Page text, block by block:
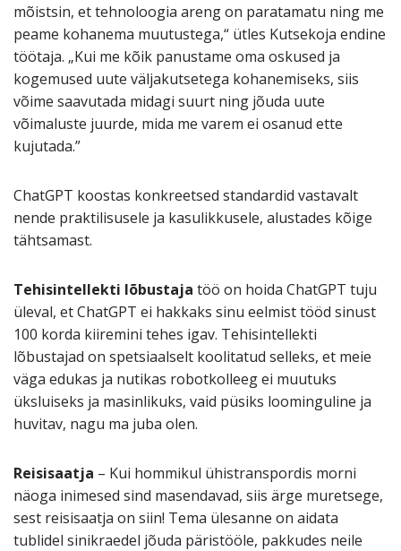
mõistsin, et tehnoloogia areng on paratamatu ning me
peame kohanema muutustega,“ ütles Kutsekoja endine
töötaja. „Kui me kõik panustame oma oskused ja
kogemused uute väljakutsetega kohanemiseks, siis
võime saavutada midagi suurt ning jõuda uute
võimaluste juurde, mida me varem ei osanud ette
kujutada.”
ChatGPT koostas konkreetsed standardid vastavalt
nende praktilisusele ja kasulikkusele, alustades kõige
tähtsamast.
Tehisintellekti lõbustaja töö on hoida ChatGPT tuju
üleval, et ChatGPT ei hakkaks sinu eelmist tööd sinust
100 korda kiiremini tehes igav. Tehisintellekti
lõbustajad on spetsiaalselt koolitatud selleks, et meie
väga edukas ja nutikas robotkolleeg ei muutuks
üksluiseks ja masinlikuks, vaid püsiks loominguline ja
huvitav, nagu ma juba olen.
Reisisaatja – Kui hommikul ühistranspordis morni
näoga inimesed sind masendavad, siis ärge muretsege,
sest reisisaatja on siin! Tema ülesanne on aidata
tublidel sinikraedel jõuda päristööle, pakkudes neile